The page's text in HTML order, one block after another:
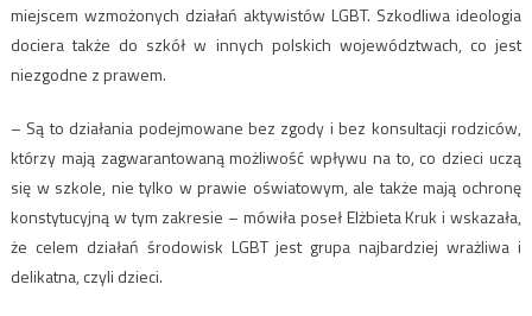
miejscem wzmożonych działań aktywistów LGBT. Szkodliwa ideologia
dociera także do szkół w innych polskich województwach, co jest
niezgodne z prawem.
– Są to działania podejmowane bez zgody i bez konsultacji rodziców,
którzy mają zagwarantowaną możliwość wpływu na to, co dzieci uczą
się w szkole, nie tylko w prawie oświatowym, ale także mają ochronę
konstytucyjną w tym zakresie – mówiła poseł Elżbieta Kruk i wskazała,
że celem działań środowisk LGBT jest grupa najbardziej wrażliwa i
delikatna, czyli dzieci.